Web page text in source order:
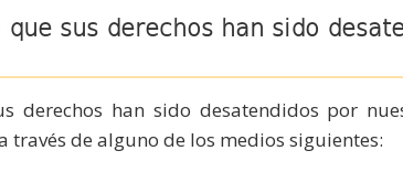
sus derechos han sido
derechos han sido desatendidos por
través de alguno de los medios siguientes: